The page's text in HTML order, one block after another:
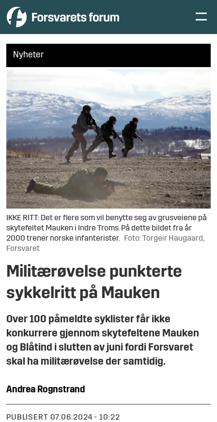
Nyheter
IKKE RITT: Det er flere som vil benytte seg av grusveiene på
skytefeltet Mauken i Indre Troms. På dette bildet fra år
2000 trener norske infanterister.
Foto: Torgeir Haugaard,
Forsvaret
Militærøvelse punkterte
sykkelritt på Mauken
Over 100 påmeldte syklister får ikke
konkurrere gjennom skytefeltene Mauken
og Blåtind i slutten av juni fordi Forsvaret
skal ha militærøvelse der samtidig.
Andrea Rognstrand
PUBLISERT 07.06.2024 - 10:22